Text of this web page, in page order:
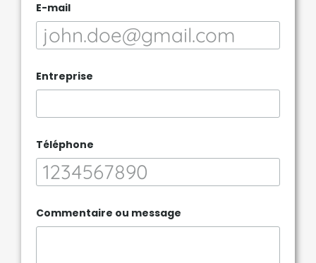
e
s
a
e
*
m
s
a
E-mail
Entreprise
Téléphone
Commentaire ou message